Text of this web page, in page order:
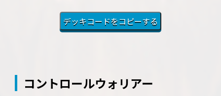
コントロールウォリアー